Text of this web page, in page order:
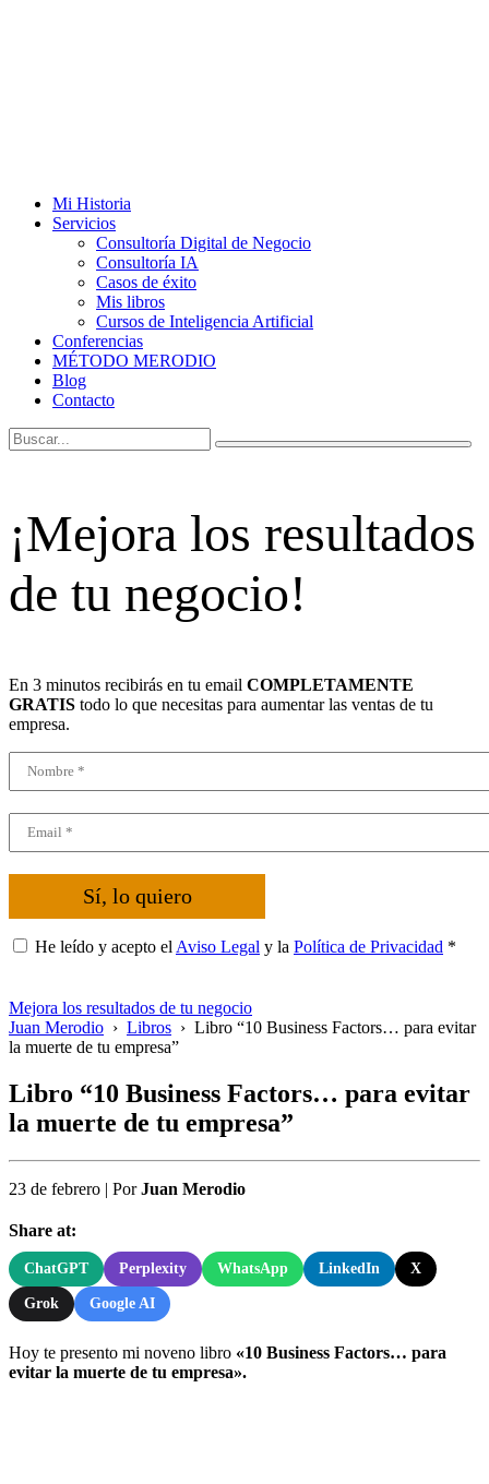
Mi Historia
Servicios
Consultoría Digital de Negocio
Consultoría IA
Casos de éxito
Mis libros
Cursos de Inteligencia Artificial
Conferencias
MÉTODO MERODIO
Blog
Contacto
¡Mejora los resultados
de tu negocio!
En 3 minutos recibirás en tu email COMPLETAMENTE
GRATIS todo lo que necesitas para aumentar las ventas de tu
empresa.
Sí, lo quiero
He leído y acepto el Aviso Legal y la Política de Privacidad *
Mejora los resultados de tu negocio
Juan Merodio › Libros › Libro “10 Business Factors… para evitar
la muerte de tu empresa”
Libro “10 Business Factors… para evitar
la muerte de tu empresa”
23 de febrero | PorJuan Merodio
Share at:
ChatGPT Perplexity WhatsApp LinkedIn X
Grok Google AI
Hoy te presento mi noveno libro «10 Business Factors… para
evitar la muerte de tu empresa».